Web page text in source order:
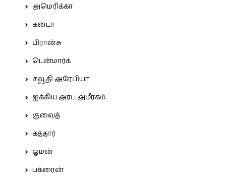
அமெரிக்கா
கனடா
பிரான்சு
டென்மார்க்
சவூதி அரேபியா
ஐக்கிய அரபு அமீரகம்
குவைத்
கத்தார்
ஓமன்
பக்ரைன்